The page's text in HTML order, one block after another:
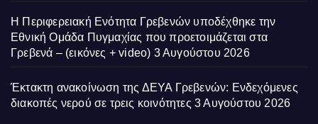
Η Περιφερειακή Ενότητα Γρεβενών υποδέχθηκε την
Εθνική Ομάδα Πυγμαχίας που προετοιμάζεται στα
Γρεβενά – (εικόνες + video) 3 Αυγούστου 2026
Έκτακτη ανακοίνωση της ΔΕΥΑ Γρεβενών: Ενδεχόμενες
διακοπές νερού σε τρεις κοινότητες 3 Αυγούστου 2026